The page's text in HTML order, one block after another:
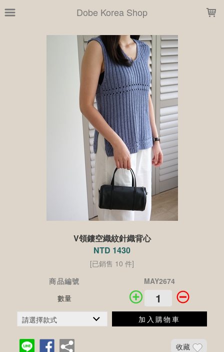
Dobe Korea Shop
V領鏤空織紋針織背心
NTD 1430
[已銷售 10 件]
商品編號
MAY2674
數量
加入購物車
收藏